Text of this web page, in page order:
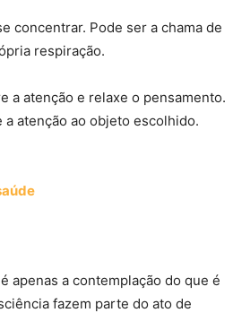
concentrar. Pode ser a chama de
respiração.
a atenção e relaxe o pensamento.
atenção ao objeto escolhido.
apenas a contemplação do que é
fazem parte do ato de